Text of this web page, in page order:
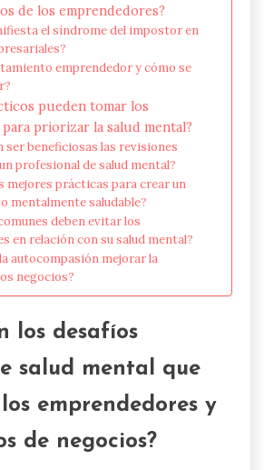
de los emprendedores?
el síndrome del impostor en
emprendedor y cómo se
pueden tomar los
priorizar la salud mental?
ser beneficiosas las revisiones
profesional de salud mental?
mejores prácticas para crear un
mentalmente saludable?
deben evitar los
en relación con su salud mental?
autocompasión mejorar la
negocios?
los desafíos
salud mental que
emprendedores y
de negocios?